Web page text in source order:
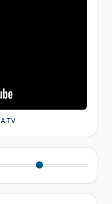
TV